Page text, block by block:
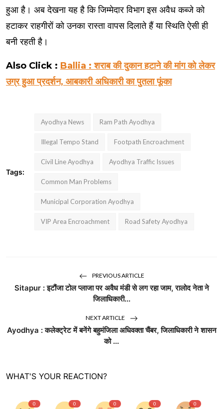
हुआ है। अब देखना यह है कि जिम्मेदार विभाग इस अवैध कब्जे को
हटाकर राहगीरों को उनका रास्ता वापस दिलाते हैं या स्थिति ऐसी ही
बनी रहती है।
Also Click : Ballia : शराब की दुकान हटाने की मांग को लेकर
उग्र हुआ प्रदर्शन, आबकारी अधिकारी का पुतला फूंका
Tags:
Ayodhya News Ram Path Ayodhya
Illegal Tempo Stand Footpath Encroachment
Civil Line Ayodhya Ayodhya Traffic Issues
Common Man Problems
Municipal Corporation Ayodhya
VIP Area Encroachment Road Safety Ayodhya
PREVIOUS ARTICLE
Sitapur : इटौंजा टोल प्लाजा पर अवैध मंडी से लग रहा जाम, रालोद नेता ने
जिलाधिकारी...
NEXT ARTICLE
Ayodhya : कलेक्ट्रेट में बनेंगे बहुमंजिला अधिवक्ता चैंबर, जिलाधिकारी ने शासन
को ...
WHAT'S YOUR REACTION?
0 0 0 0 0